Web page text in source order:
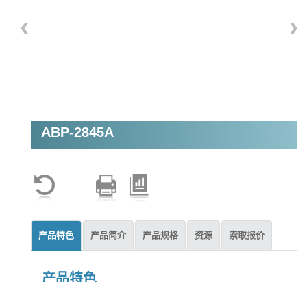
‹ ›
ABP-2845A
产品特色 产品简介 产品规格 资源 索取报价
产品特色